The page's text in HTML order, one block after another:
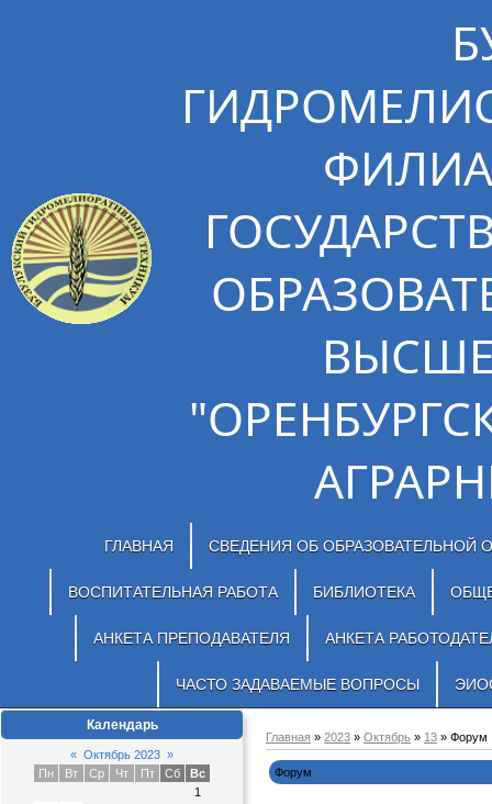
ГЛАВНАЯ СВЕДЕНИЯ ОБ ОБРАЗОВАТЕЛЬНОЙ
ВОСПИТАТЕЛЬНАЯ РАБОТА БИБЛИОТЕКА
АНКЕТА ПРЕПОДАВАТЕЛЯ АНКЕТА
ЧАСТО ЗАДАВАЕМЫЕ ВОПРОСЫ
Календарь
« Октябрь 2023 »
Пн
Вт Ср Чт Пт Сб
Вс
1
Главная » 2023 » Октябрь » 13 » Форум
Форум